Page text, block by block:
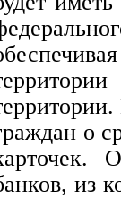
о
из